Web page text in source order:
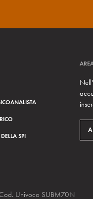
SPI
Univoco SUBM70N